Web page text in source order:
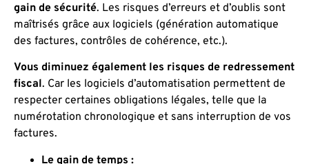
gain de sécurité. Les risques d’erreurs et d’oublis sont
maîtrisés grâce aux logiciels (génération automatique
des factures, contrôles de cohérence, etc.).
Vous diminuez également les risques de redressement
fiscal. Car les logiciels d’automatisation permettent de
respecter certaines obligations légales, telle que la
numérotation chronologique et sans interruption de vos
factures.
Le gain de temps :